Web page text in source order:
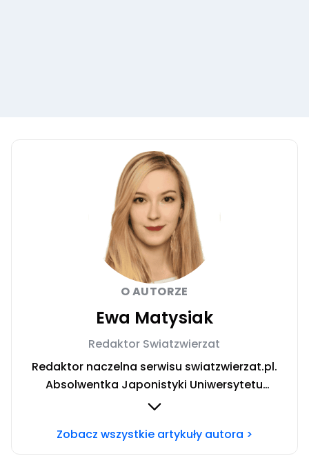
O AUTORZE
Ewa Matysiak
Redaktor Swiatzwierzat
Redaktor naczelna serwisu swiatzwierzat.pl.
Absolwentka Japonistyki Uniwersytetu
Warszawskiego. W trakcie rocznego wyjazdu
relacją człowiek-pies oraz roli domowych
Zobacz wszystkie artykuły autora >